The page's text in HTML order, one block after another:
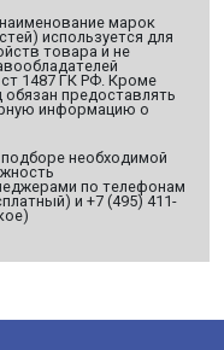
марок
используется для
товара и не
1487 ГК РФ. Кроме
обязан предоставлять
информацию о
необходимой
по телефонам
и +7 (495) 411-